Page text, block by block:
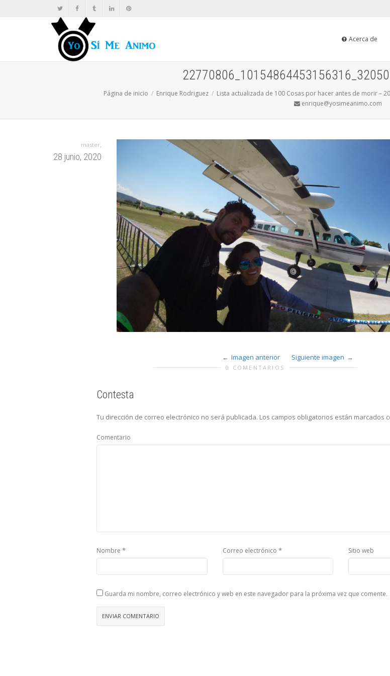
Acerca de
Página de inicio Enrique Rodriguez Lista actualizada de 100 Cosas por hacer antes de morir –
enrique@yosimeanimo.com
master,
28 junio, 2020
Imagen anterior Siguiente imagen
0 COMENTARIOS
Contesta
Tu dirección de correo electrónico no será publicada. Los campos obligatorios están marcados
Comentario
Nombre * Correo electrónico * Sitio web
Guarda mi nombre, correo electrónico y web en este navegador para la próxima vez que comente.